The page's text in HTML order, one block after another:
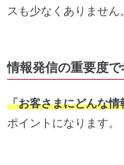
スも少なくありません
情報発信の重要度で
「お客さまにどんな情
ポイントになります。